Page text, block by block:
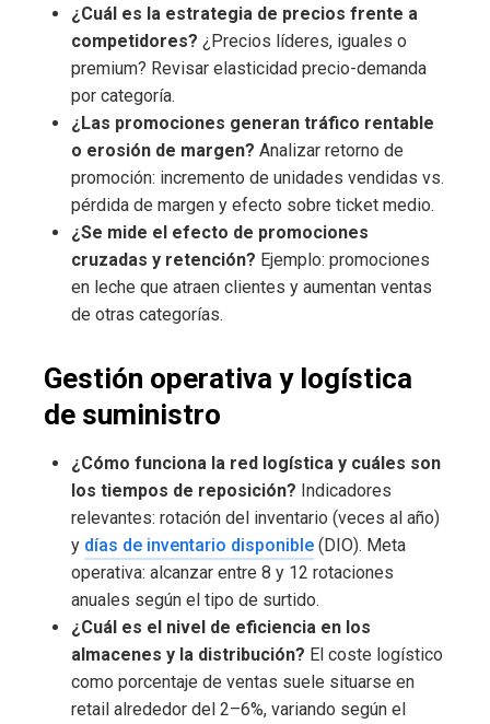
¿Cuál es la estrategia de precios frente a
competidores? ¿Precios líderes, iguales o
premium? Revisar elasticidad precio-demanda
por categoría.
¿Las promociones generan tráfico rentable
o erosión de margen? Analizar retorno de
promoción: incremento de unidades vendidas vs.
pérdida de margen y efecto sobre ticket medio.
¿Se mide el efecto de promociones
cruzadas y retención? Ejemplo: promociones
en leche que atraen clientes y aumentan ventas
de otras categorías.
Gestión operativa y logística
de suministro
¿Cómo funciona la red logística y cuáles son
los tiempos de reposición? Indicadores
relevantes: rotación del inventario (veces al año)
y días de inventario disponible (DIO). Meta
operativa: alcanzar entre 8 y 12 rotaciones
anuales según el tipo de surtido.
¿Cuál es el nivel de eficiencia en los
almacenes y la distribución? El coste logístico
como porcentaje de ventas suele situarse en
retail alrededor del 2–6%, variando según el